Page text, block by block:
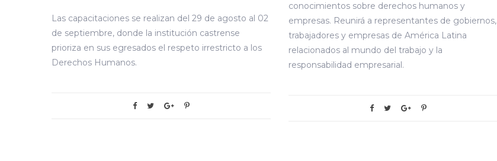
Las capacitaciones se realizan del 29 de agosto al 02
de septiembre, donde la institución castrense
prioriza en sus egresados el respeto irrestricto a los
Derechos Humanos.
conocimientos sobre derechos humanos y
empresas. Reunirá a representantes de gobiernos,
trabajadores y empresas de América Latina
relacionados al mundo del trabajo y la
responsabilidad empresarial.